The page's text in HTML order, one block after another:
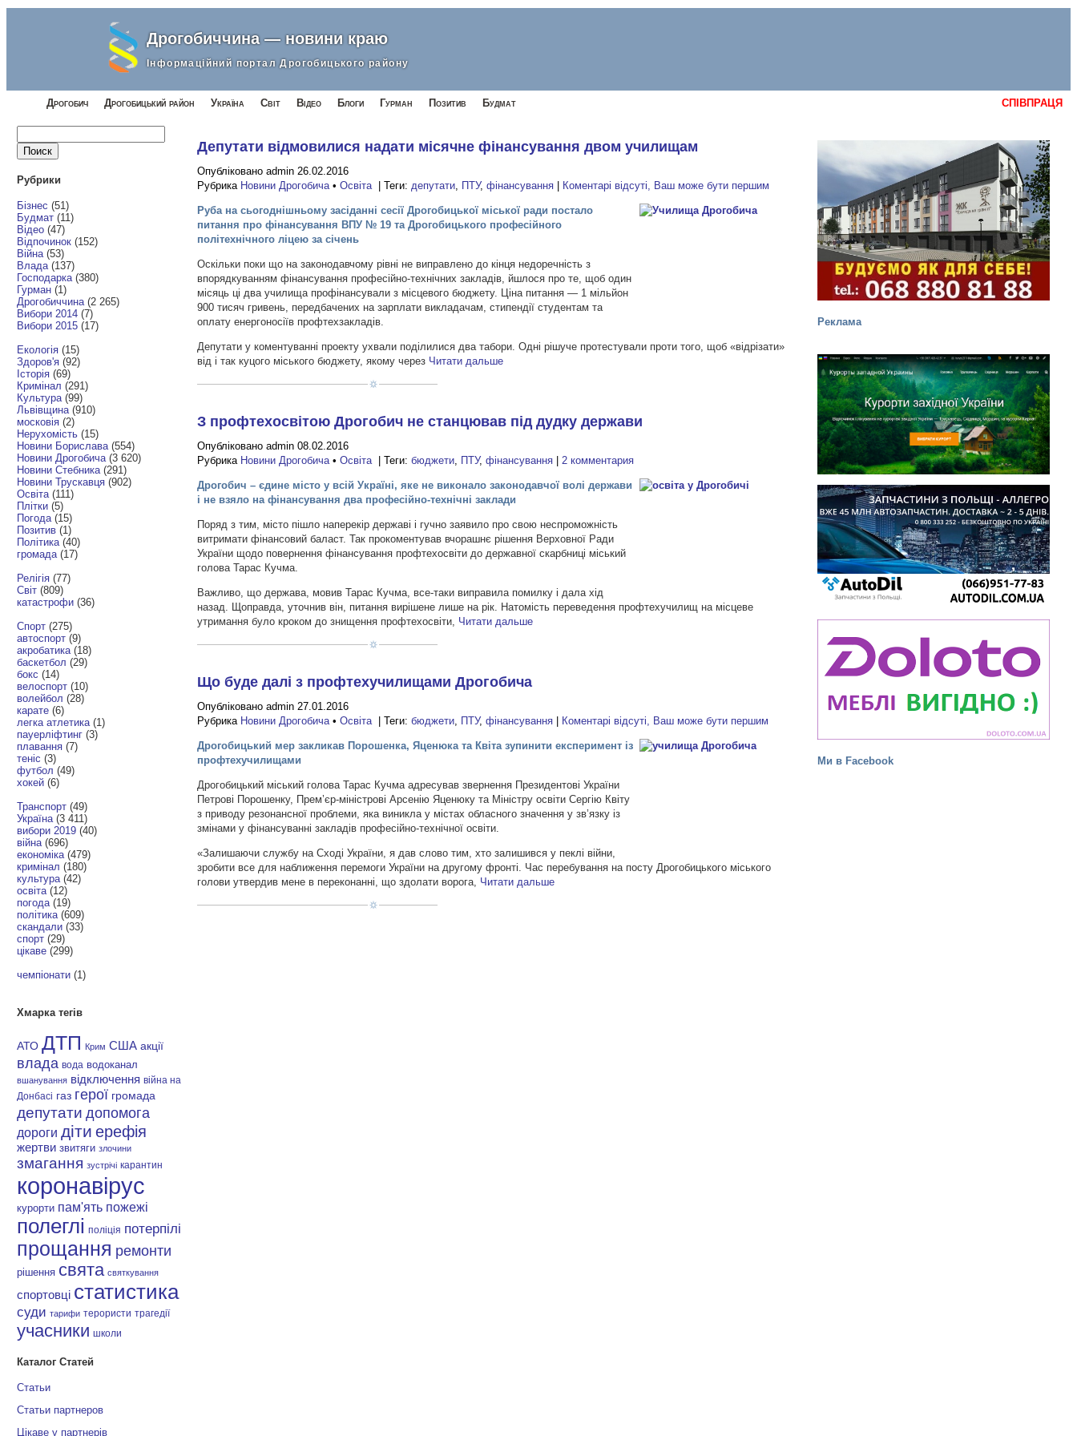
Дрогобиччина — новини краю
Інформаційний портал Дрогобицького району
Дрогобич Дрогобицький район Україна Світ Відео Блоги Гурман СПІВПРАЦЯ
Позитив Будмат
Реклама
Ми в Facebook
Рубрики
Бізнес (51)
Будмат (11)
Відео (47)
Відпочинок (152)
Війна (53)
Влада (137)
Господарка (380)
Гурман (1)
Дрогобиччина (2 265)
Вибори 2014 (7)
Вибори 2015 (17)
Екологія (15)
Здоров'я (92)
Історія (69)
Кримінал (291)
Культура (99)
Львівщина (910)
московія (2)
Нерухомість (15)
Новини Борислава (554)
Новини Дрогобича (3 620)
Новини Стебника (291)
Новини Трускавця (902)
Освіта (111)
Плітки (5)
Погода (15)
Позитив (1)
Політика (40)
громада (17)
Релігія (77)
Світ (809)
катастрофи (36)
Спорт (275)
автоспорт (9)
акробатика (18)
баскетбол (29)
бокс (14)
велоспорт (10)
волейбол (28)
карате (6)
легка атлетика (1)
пауерліфтинг (3)
плавання (7)
теніс (3)
футбол (49)
хокей (6)
Транспорт (49)
Україна (3 411)
вибори 2019 (40)
війна (696)
економіка (479)
кримінал (180)
культура (42)
освіта (12)
погода (19)
політика (609)
скандали (33)
спорт (29)
цікаве (299)
чемпіонати (1)
Хмарка тегів
АТО ДТП Крим США акції
влада вода водоканал
вшанування відключення війна на
Донбасі газ герої громада
депутати допомога
дороги діти ерефія
жертви звитяги злочини
змагання зустрічі карантин
коронавірус
курорти пам'ять пожежі
полеглі поліція потерпілі
прощання ремонти
рішення свята святкування
спортовці статистика
суди тарифи терористи трагедії
учасники школи
Каталог Статей
Статьи
Статьи партнеров
Цікаве у партнерів
Депутати відмовилися надати місячне фінансування двом училищам
Опубліковано admin 26.02.2016
Рубрика Новини Дрогобича•Освіта| Теги:депутати, ПТУ,фінансування Коментарі відсуті, Ваш може бути першим
Руба на сьогоднішньому засіданні сесії Дрогобицької міської ради постало
питання про фінансування ВПУ № 19 та Дрогобицького професійного
політехнічного ліцею за січень
Оскільки поки що на законодавчому рівні не виправлено до кінця недоречність з
впорядкуванням фінансування професійно-технічних закладів, йшлося про те, щоб один
місяць ці два училища профінансували з місцевого бюджету. Ціна питання — 1 мільйон
900 тисяч гривень, передбачених на зарплати викладачам, стипендії студентам та
оплату енергоносіїв профтехзакладів.
Депутати у коментуванні проекту ухвали поділилися два табори. Одні рішуче протестували проти того, щоб «відрізати»
від і так куцого міського бюджету, якому через Читати дальше
З профтехосвітою Дрогобич не станцював під дудку держави
Опубліковано admin 08.02.2016
Рубрика Новини Дрогобича•Освіта| Теги:бюджети, ПТУ,фінансування |2 комментария
Дрогобич – єдине місто у всій Україні, яке не виконало законодавчої волі держави
і не взяло на фінансування два професійно-технічні заклади
Поряд з тим, місто пішло наперекір державі і гучно заявило про свою неспроможність
витримати фінансовий баласт. Так прокоментував вчорашнє рішення Верховної Ради
України щодо повернення фінансування профтехосвіти до державної скарбниці міський
голова Тарас Кучма.
Важливо, що держава, мовив Тарас Кучма, все-таки виправила помилку і дала хід
назад. Щоправда, уточнив він, питання вирішене лише на рік. Натомість переведення профтехучилищ на місцеве
утримання було кроком до знищення профтехосвіти, Читати дальше
Що буде далі з профтехучилищами Дрогобича
Опубліковано admin 27.01.2016
Рубрика Новини Дрогобича•Освіта| Теги:бюджети, ПТУ,фінансування Коментарі відсуті, Ваш може бути першим
Дрогобицький мер закликав Порошенка, Яценюка та Квіта зупинити експеримент із
профтехучилищами
Дрогобицький міський голова Тарас Кучма адресував звернення Президентові України
Петрові Порошенку, Прем’єр-міністрові Арсенію Яценюку та Міністру освіти Сергію Квіту
з приводу резонансної проблеми, яка виникла у містах обласного значення у зв’язку із
змінами у фінансуванні закладів професійно-технічної освіти.
«Залишаючи службу на Сході України, я дав слово тим, хто залишився у пеклі війни,
зробити все для наближення перемоги України на другому фронті. Час перебування на посту Дрогобицького міського
голови утвердив мене в переконанні, що здолати ворога, Читати дальше